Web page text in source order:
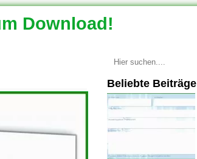
Download!
Beliebte Beiträge